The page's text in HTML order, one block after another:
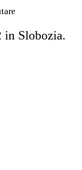
in Slobozia.